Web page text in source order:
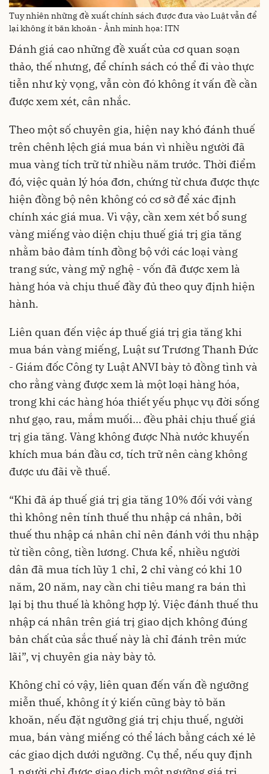
Tuy nhiên những đề xuất chính sách được đưa vào Luật vẫn để
lại không ít băn khoăn - Ảnh minh họa: ITN
Đánh giá cao những đề xuất của cơ quan soạn
thảo, thế nhưng, để chính sách có thể đi vào thực
tiễn như kỳ vọng, vẫn còn đó không ít vấn đề cần
được xem xét, cân nhắc.
Theo một số chuyên gia, hiện nay khó đánh thuế
trên chênh lệch giá mua bán vì nhiều người đã
mua vàng tích trữ từ nhiều năm trước. Thời điểm
đó, việc quản lý hóa đơn, chứng từ chưa được thực
hiện đồng bộ nên không có cơ sở để xác định
chính xác giá mua. Vì vậy, cần xem xét bổ sung
vàng miếng vào diện chịu thuế giá trị gia tăng
nhằm bảo đảm tính đồng bộ với các loại vàng
trang sức, vàng mỹ nghệ - vốn đã được xem là
hàng hóa và chịu thuế đầy đủ theo quy định hiện
hành.
Liên quan đến việc áp thuế giá trị gia tăng khi
mua bán vàng miếng, Luật sư Trương Thanh Đức
- Giám đốc Công ty Luật ANVI bày tỏ đồng tình và
cho rằng vàng được xem là một loại hàng hóa,
trong khi các hàng hóa thiết yếu phục vụ đời sống
như gạo, rau, mắm muối… đều phải chịu thuế giá
trị gia tăng. Vàng không được Nhà nước khuyến
khích mua bán đầu cơ, tích trữ nên càng không
được ưu đãi về thuế.
“Khi đã áp thuế giá trị gia tăng 10% đối với vàng
thì không nên tính thuế thu nhập cá nhân, bởi
thuế thu nhập cá nhân chỉ nên đánh với thu nhập
từ tiền công, tiền lương. Chưa kể, nhiều người
dân đã mua tích lũy 1 chỉ, 2 chỉ vàng có khi 10
năm, 20 năm, nay cần chi tiêu mang ra bán thì
lại bị thu thuế là không hợp lý. Việc đánh thuế thu
nhập cá nhân trên giá trị giao dịch không đúng
bản chất của sắc thuế này là chỉ đánh trên mức
lãi”, vị chuyên gia này bày tỏ.
Không chỉ có vậy, liên quan đến vấn đề ngưỡng
miễn thuế, không ít ý kiến cũng bày tỏ băn
khoăn, nếu đặt ngưỡng giá trị chịu thuế, người
mua, bán vàng miếng có thể lách bằng cách xé lẻ
các giao dịch dưới ngưỡng. Cụ thể, nếu quy định